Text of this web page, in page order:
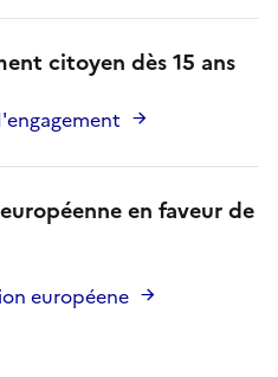
citoyen dès 15 ans
en faveur de
européene